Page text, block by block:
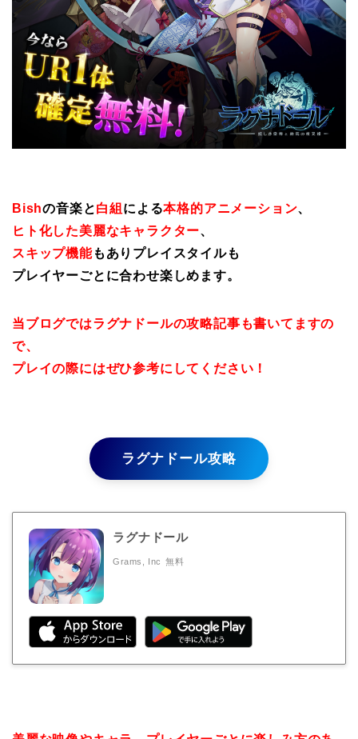
Bishの音楽と白組 による本格的アニメーション、
ヒト化した美麗なキャラクター、
スキップ機能もありプレイスタイルも
プレイヤーごとに合わせ楽しめます。
当ブログではラグナドールの攻略記事も書いてますの
で、
プレイの際にはぜひ参考にしてください！
ラグナドール攻略
ラグナドール
Grams, Inc 無料